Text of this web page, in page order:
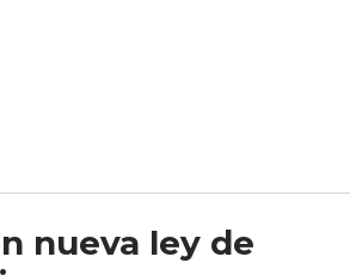
nueva ley de